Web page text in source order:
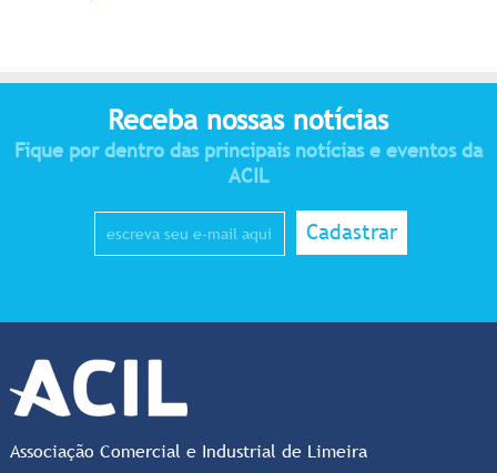
Receba nossas notícias
Fique por dentro das principais notícias e eventos da
ACIL
Cadastrar
Associação Comercial e Industrial de Limeira